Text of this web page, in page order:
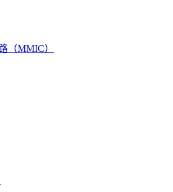
（MMIC）